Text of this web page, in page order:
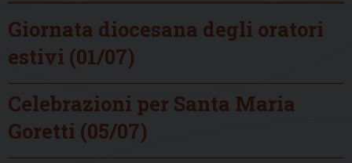
Giornata diocesana degli oratori
estivi (01/07)
Celebrazioni per Santa Maria
Goretti (05/07)